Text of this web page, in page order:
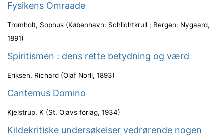
Fysikens Omraade
Tromholt, Sophus (København: Schlichtkrull ; Bergen: Nygaard,
1891)
Spiritismen : dens rette betydning og værd
Eriksen, Richard (Olaf Norli, 1893)
Cantemus Domino
Kjelstrup, K (St. Olavs forlag, 1934)
Kildekritiske undersøkelser vedrørende nogen